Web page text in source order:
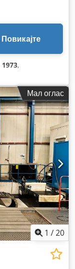
Повикајте
1973,
Мал оглас
1 /20